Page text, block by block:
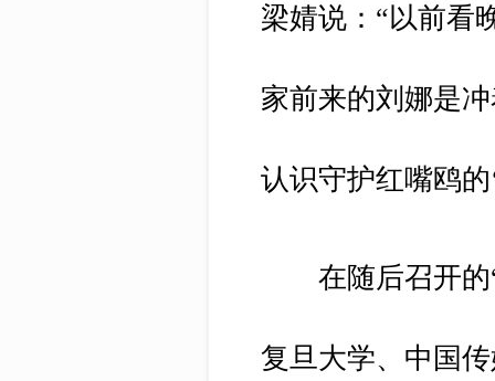
梁婧说：“以前看
家前来的刘娜是
认识守护红嘴鸥
在随后召开的“
复旦大学、中国